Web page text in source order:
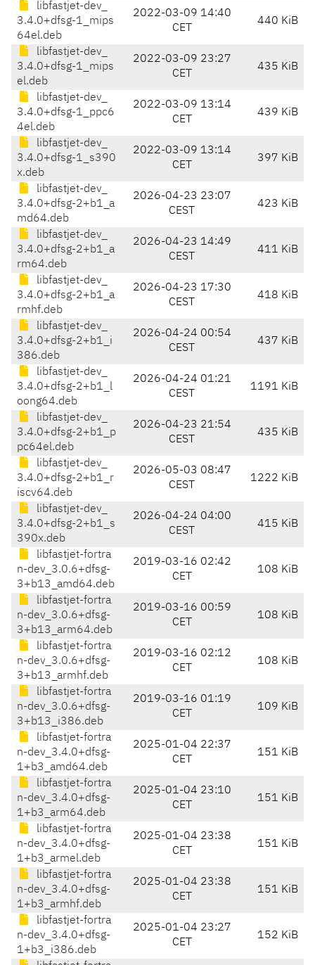
libfastjet-dev_
3.4.0+dfsg-1_mips
64el.deb
2022-03-09 14:40
CET
440 KiB
libfastjet-dev_
3.4.0+dfsg-1_mips
el.deb
2022-03-09 23:27
CET
435 KiB
libfastjet-dev_
3.4.0+dfsg-1_ppc6
4el.deb
2022-03-09 13:14
CET
439 KiB
libfastjet-dev_
3.4.0+dfsg-1_s390
x.deb
2022-03-09 13:14
CET
397 KiB
libfastjet-dev_
3.4.0+dfsg-2+b1_a
md64.deb
2026-04-23 23:07
CEST
423 KiB
libfastjet-dev_
3.4.0+dfsg-2+b1_a
rm64.deb
2026-04-23 14:49
CEST
411 KiB
libfastjet-dev_
3.4.0+dfsg-2+b1_a
rmhf.deb
2026-04-23 17:30
CEST
418 KiB
libfastjet-dev_
3.4.0+dfsg-2+b1_i
386.deb
2026-04-24 00:54
CEST
437 KiB
libfastjet-dev_
3.4.0+dfsg-2+b1_l
oong64.deb
2026-04-24 01:21
CEST
1191 KiB
libfastjet-dev_
3.4.0+dfsg-2+b1_p
pc64el.deb
2026-04-23 21:54
CEST
435 KiB
libfastjet-dev_
3.4.0+dfsg-2+b1_r
iscv64.deb
2026-05-03 08:47
CEST
1222 KiB
libfastjet-dev_
3.4.0+dfsg-2+b1_s
390x.deb
2026-04-24 04:00
CEST
415 KiB
libfastjet-fortra
n-dev_3.0.6+dfsg-
3+b13_amd64.deb
2019-03-16 02:42
CET
108 KiB
libfastjet-fortra
n-dev_3.0.6+dfsg-
3+b13_arm64.deb
2019-03-16 00:59
CET
108 KiB
libfastjet-fortra
n-dev_3.0.6+dfsg-
3+b13_armhf.deb
2019-03-16 02:12
CET
108 KiB
libfastjet-fortra
n-dev_3.0.6+dfsg-
3+b13_i386.deb
2019-03-16 01:19
CET
109 KiB
libfastjet-fortra
n-dev_3.4.0+dfsg-
1+b3_amd64.deb
2025-01-04 22:37
CET
151 KiB
libfastjet-fortra
n-dev_3.4.0+dfsg-
1+b3_arm64.deb
2025-01-04 23:10
CET
151 KiB
libfastjet-fortra
n-dev_3.4.0+dfsg-
1+b3_armel.deb
2025-01-04 23:38
CET
151 KiB
libfastjet-fortra
n-dev_3.4.0+dfsg-
1+b3_armhf.deb
2025-01-04 23:38
CET
151 KiB
libfastjet-fortra
n-dev_3.4.0+dfsg-
1+b3_i386.deb
2025-01-04 23:27
CET
152 KiB